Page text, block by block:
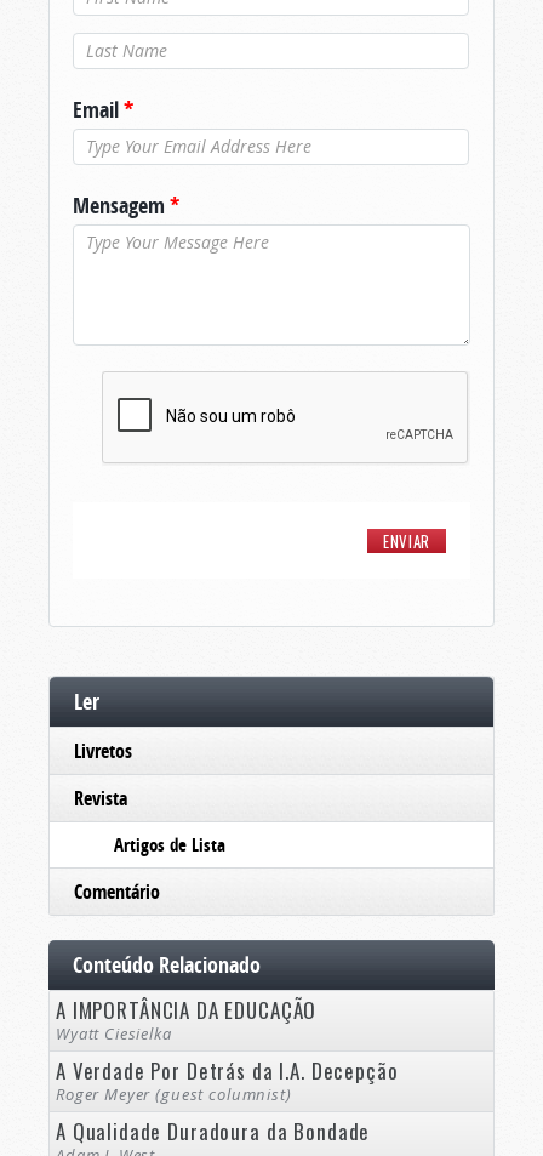
Último nome
*
Email*
Mensagem *
Ler
Livretos
Revista
Artigos de Lista
Comentário
Conteúdo Relacionado
A IMPORTÂNCIA DA EDUCAÇÃO
Wyatt Ciesielka
A Verdade Por Detrás da I.A. Decepção
Roger Meyer (guest columnist)
A Qualidade Duradoura da Bondade